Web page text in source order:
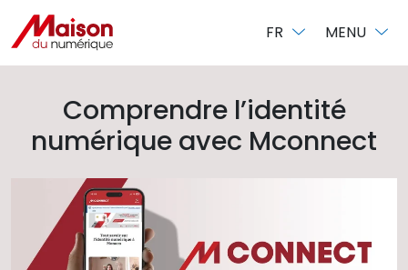
FR MENU
Comprendre l’identité
numérique avec Mconnect